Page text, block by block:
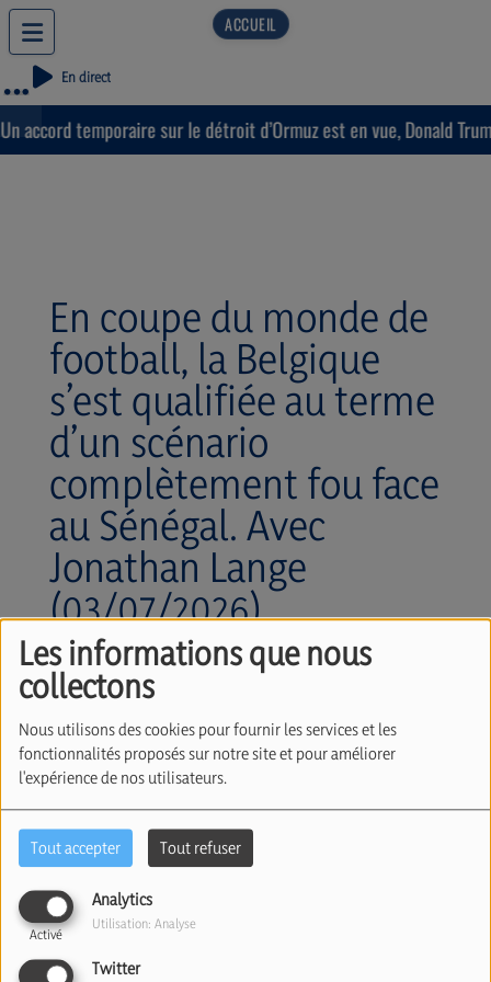
Les informations que nous
collectons
Nous utilisons des cookies pour fournir les services et les
fonctionnalités proposés sur notre site et pour améliorer
l'expérience de nos utilisateurs.
Tout accepter Tout refuser
Analytics
Activé
Utilisation: Analyse
Twitter
En direct
accord temporaire sur le détroit d’Ormuz est en vue, Donald
En coupe du monde de
football, la Belgique
s’est qualifiée au terme
d’un scénario
complètement fou face
au Sénégal. Avec
Jonathan Lange
(03/07/2026)
Écouter le podcast
La Belgique s’est qualifiée au terme d’un scénario